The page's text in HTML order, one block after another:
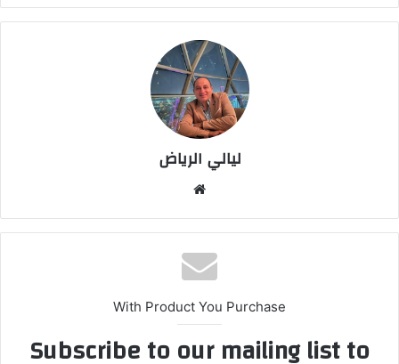
ليالي الرياض
الوي
ب
With Product You Purchase
Subscribe to our mailing list to